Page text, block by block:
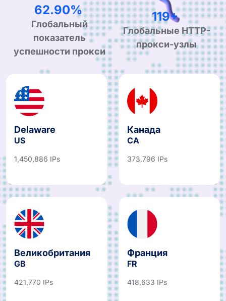
99.90%
Глобальный
показатель
успешности прокси
190+
Глобальные HTTP-
прокси-узлы
Delaware
US
1,450,886 IPs
Канада
CA
373,796 IPs
Великобритания
GB
421,770 IPs
Франция
FR
418,633 IPs